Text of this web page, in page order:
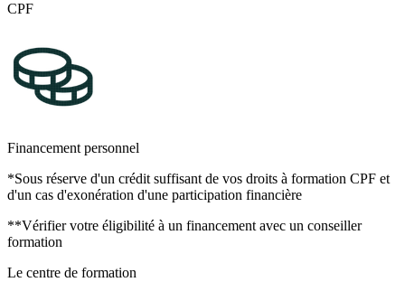
Recadrer, redresser, et corriger les imperfections des photos.
Module 4 : Outils de création graphique
Créer des visuels attractifs avec des éléments de texte et
des formes géométriques.
Créer des visuels attractifs avec des éléments de texte et des
formes géométriques.
Dégradés et styles de calques
Appliquer des effets dynamiques et des dégradés pour
les visuels.
CPF
Financement personnel
*Sous réserve d'un crédit suffisant de vos droits à formation CPF et
d'un cas d'exonération d'une participation financière
**Vérifier votre éligibilité à un financement avec un conseiller
formation
Le centre de formation